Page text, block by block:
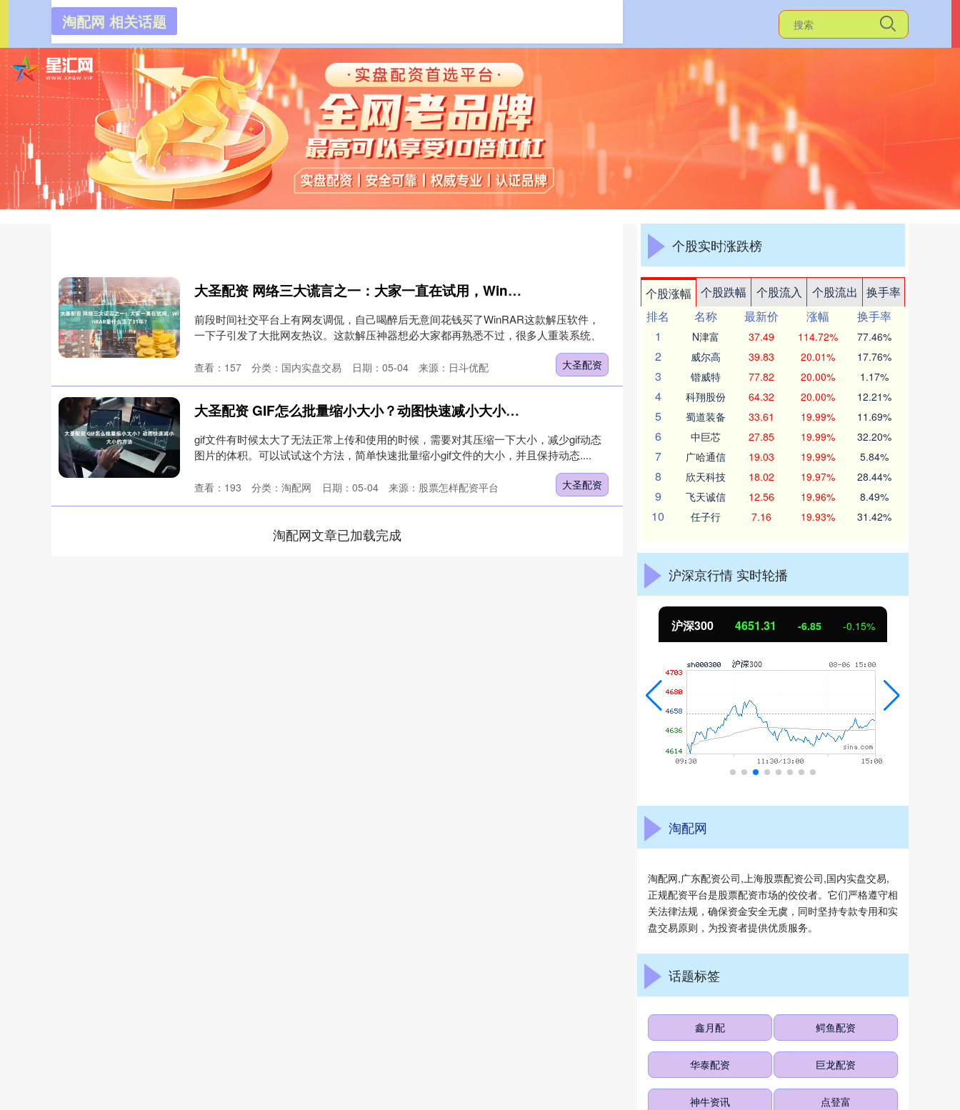
淘配网 相关话题
大圣配资 网络三大谎言之一：大家一直在试用，WinRAR靠什么活了31年？
前段时间社交平台上有网友调侃，自己喝醉后无意间花钱买了WinRAR这款解压软件，
一下子引发了大批网友热议。这款解压神器想必大家都再熟悉不过，很多人重装系统、
大圣配资
日期：05-04 来源：日斗优配
查看： 157 分类： 国内实盘交易
大圣配资 GIF怎么批量缩小大小？动图快速减小大小的方法
gif文件有时候太大了无法正常上传和使用的时候，需要对其压缩一下大小，减少gif动态
图片的体积。可以试试这个方法，简单快速批量缩小gif文件的大小，并且保持动态....
大圣配资
日期：05-04 来源：股票怎样配资平台
查看： 193 分类： 淘配网
淘配网文章已加载完成
个股实时涨跌榜
个股涨幅 个股跌幅 个股流入 个股流出
换手率
排名
名称 最新价 涨幅
换手率
1
N津富 37.49 114.72% 77.46%
2 威尔高 39.83 20.01% 17.76%
3 锴威特 77.82 20.00% 1.17%
4 科翔股份 64.32 20.00% 12.21%
5 蜀道装备 33.61 19.99% 11.69%
6 中巨芯 27.85 19.99% 32.20%
7 广哈通信 19.03 19.99% 5.84%
8 欣天科技 18.02 19.97% 28.44%
9 飞天诚信 12.56 19.96% 8.49%
10 任子行 7.16 19.93% 31.42%
沪深京行情 实时轮播
北证50 1122.88 3.42 0.30%
淘配网
淘配网,广东配资公司,上海股票配资公司,国内实盘交易,
正规配资平台是股票配资市场的佼佼者。它们严格遵守相
关法律法规，确保资金安全无虞，同时坚持专款专用和实
盘交易原则，为投资者提供优质服务。
话题标签
鑫月配 鳄鱼配资
华泰配资 巨龙配资
神牛资讯 点登富